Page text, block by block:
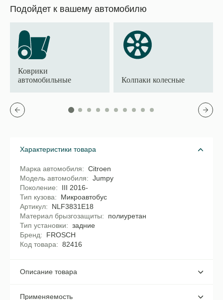
Подойдет к вашему автомобилю
Коврики
автомобильные
Колпаки колесные
Характеристики товара
Марка автомобиля
Citroen
Модель автомобиля
Jumpy
Поколение
III 2016-
Тип кузова
Микроавтобус
Артикул
NLF3831E18
Материал брызгозащиты
полиуретан
Тип установки
задние
Бренд
FROSCH
Код товара
82416
Описание товара
Применяемость